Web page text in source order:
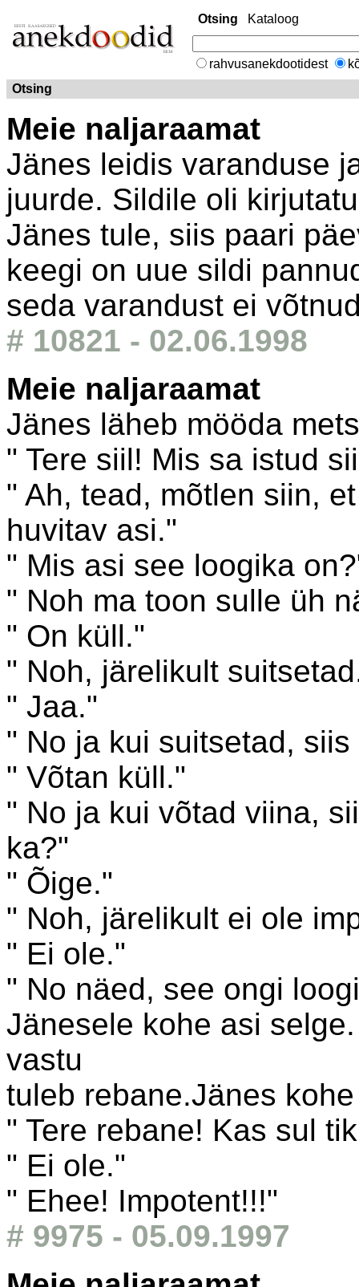
Otsing Kataloog
rahvusanekdootidest
Otsing
Meie naljaraamat
Jänes leidis varanduse
juurde. Sildile oli
Jänes tule, siis paari
keegi on uue sildi
seda varandust ei
# 10821 - 02.06.1998
Meie naljaraamat
Jänes läheb mööda
" Tere siil! Mis sa istud
" Ah, tead, mõtlen siin,
huvitav asi."
" Mis asi see loogika
" Noh ma toon sulle üh
" On küll."
" Noh, järelikult
" Jaa."
" No ja kui suitsetad,
" Võtan küll."
" No ja kui võtad viina,
ka?"
" Õige."
" Noh, järelikult ei ole
" Ei ole."
" No näed, see ongi
Jänesele kohe asi
vastu
tuleb rebane.Jänes
" Tere rebane! Kas sul
" Ei ole."
" Ehee! Impotent!!!"
# 9975 - 05.09.1997